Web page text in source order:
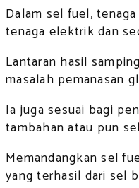
Dalam sel fuel,
tenaga elektrik dan
Lantaran hasil
masalah pemanasan
Ia juga sesuai bagi
tambahan atau pun
Memandangkan sel
yang terhasil dari sel